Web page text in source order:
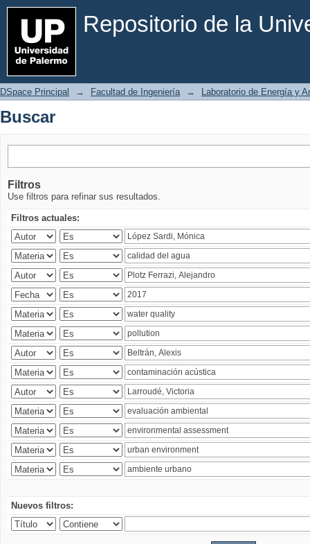
Repositorio de la
Buscar
DSpace Principal → Facultad de Ingeniería → Laboratorio de Energía y
Buscar
Filtros
Use filtros para refinar sus resultados.
Filtros actuales:
Nuevos filtros: